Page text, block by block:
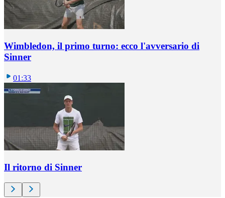
Wimbledon, il primo turno: ecco l'avversario di
Sinner
01:33
Il ritorno di Sinner